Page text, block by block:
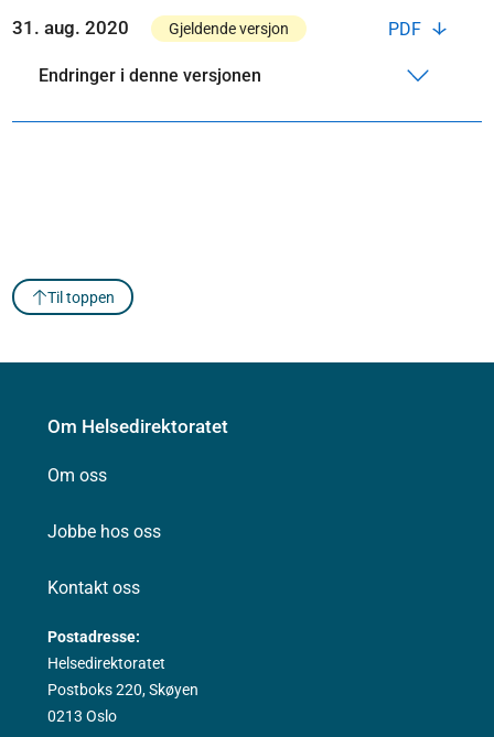
PDF
31. aug. 2020 Gjeldende versjon
Endringer i denne versjonen
Til toppen
Om Helsedirektoratet
Om oss
Jobbe hos oss
Kontakt oss
Postadresse:
Helsedirektoratet
Postboks 220, Skøyen
0213 Oslo